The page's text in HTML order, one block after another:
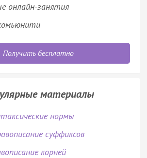
онлайн-занятия
Получить бесплатно
материалы
нормы
суффиксов
корней